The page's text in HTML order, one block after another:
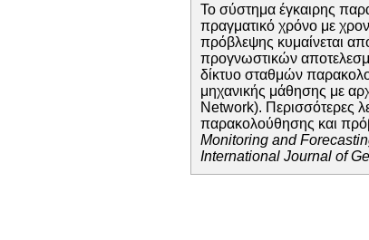
Το σύστημα έγκαιρης
πραγματικό χρόνο με
πρόβλεψης κυμαίνεται
προγνωστικών
δίκτυο σταθμών
μηχανικής μάθησης με
Network). Περισσότερες
παρακολούθησης και
Monitoring and
International Journal of